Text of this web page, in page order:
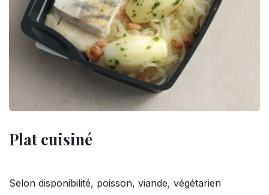
Plat cuisiné
Selon disponibilité, poisson, viande, végétarien